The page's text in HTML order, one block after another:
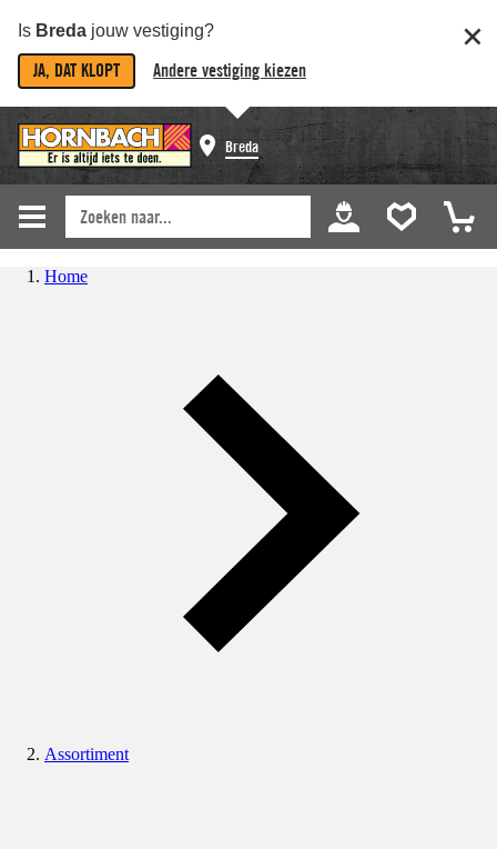
Is Breda jouw vestiging?
JA, DAT KLOPT Andere vestiging kiezen
Breda
Home
Assortiment